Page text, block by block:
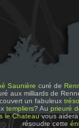
Saunière curé de
aux milliards de
un fabuleux
templiers? Au prieuré
le Chateauvous
résoudre cette